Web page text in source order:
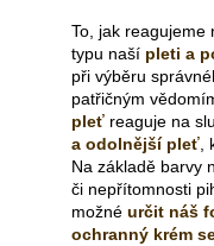
To, jak reagujeme
typu naší pleti a
při výběru
patřičným
pleť reaguje na
a odolnější pleť,
Na základě barvy
či nepřítomnosti
možné určit náš
ochranný krém